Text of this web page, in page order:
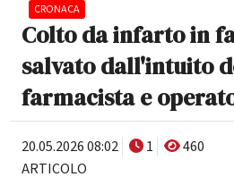
CRONACA
Colto da infarto in
salvato dall'intuito
farmacista e
20.05.2026 08:02 1
460
ARTICOLO